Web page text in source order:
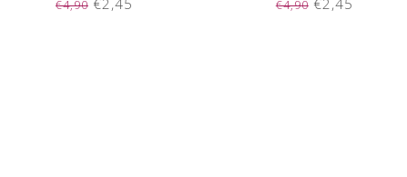
€4,90€2,45 €4,90€2,45